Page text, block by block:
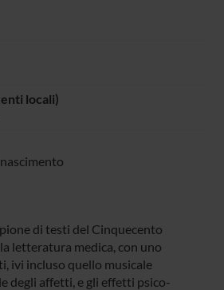
locali)
di testi del Cinquecento
letteratura medica, con uno
ivi incluso quello musicale
degli affetti, e gli effetti psico-